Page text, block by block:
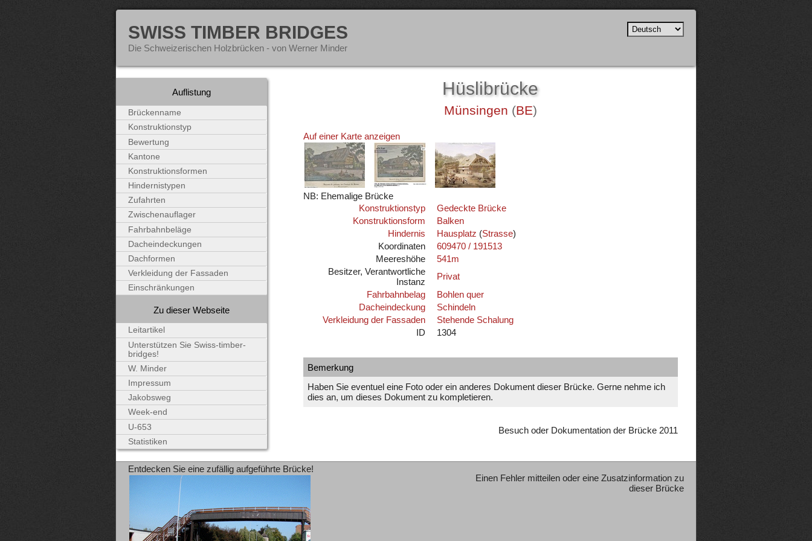
SWISS TIMBER BRIDGES
Die Schweizerischen Holzbrücken - von Werner Minder
Hüslibrücke
Münsingen (BE)
Auf einer Karte anzeigen
NB: Ehemalige Brücke
Konstruktionstyp
Gedeckte Brücke
Konstruktionsform
Balken
Hindernis
Hausplatz (Strasse)
Koordinaten
609470 / 191513
Meereshöhe
541m
Besitzer, Verantwortliche
Instanz
Privat
Fahrbahnbelag
Bohlen quer
Dacheindeckung
Schindeln
Verkleidung der Fassaden
Stehende Schalung
ID
1304
Bemerkung
Haben Sie eventuel eine Foto oder ein anderes Dokument dieser Brücke. Gerne nehme ich
dies an, um dieses Dokument zu kompletieren.
Besuch oder Dokumentation der Brücke 2011
Auflistung
Brückenname
Konstruktionstyp
Bewertung
Kantone
Konstruktionsformen
Hindernistypen
Zufahrten
Zwischenauflager
Fahrbahnbeläge
Dacheindeckungen
Dachformen
Verkleidung der Fassaden
Einschränkungen
Zu dieser Webseite
Leitartikel
Unterstützen Sie Swiss-timber-
bridges!
W. Minder
Impressum
Jakobsweg
Week-end
U-653
Statistiken
Entdecken Sie eine zufällig aufgeführte Brücke!
Einen Fehler mitteilen oder eine Zusatzinformation zu
dieser Brücke